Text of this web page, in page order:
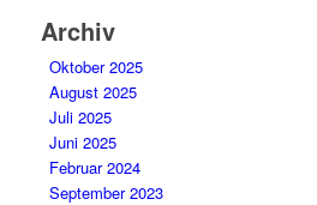
Archiv
Oktober 2025
August 2025
Juli 2025
Juni 2025
Februar 2024
September 2023